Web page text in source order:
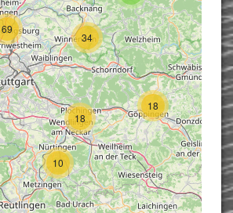
18
18
10
34
69